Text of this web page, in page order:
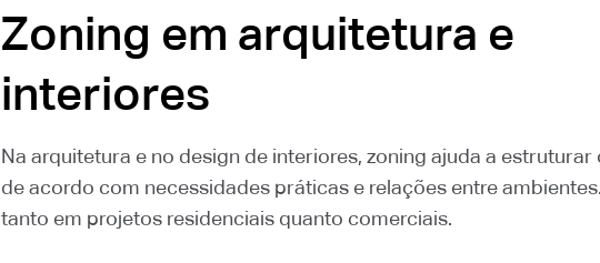
Zoning em arquitetura e
interiores
Na arquitetura e no design de interiores, zoning ajuda a estruturar
de acordo com necessidades práticas e relações entre
tanto em projetos residenciais quanto comerciais.